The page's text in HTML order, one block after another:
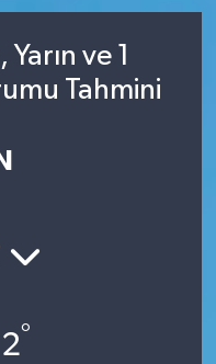
ve 1
Tahmini
°
Fikstür